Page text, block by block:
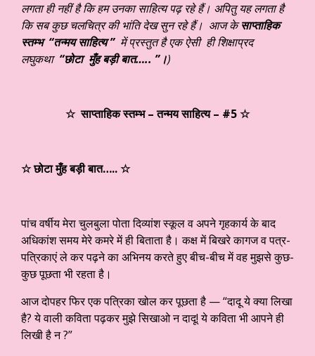
लगता ही नहीं है कि हम उनका साहित्य पढ़ रहे हैं। अपितु यह लगता है
कि सब कुछ चलचित्र की भांति देख सुन रहे हैं। आज केसाप्ताहिक
स्तम्भ “तन्मय साहित्य ”में प्रस्तुत है एक ऐसी ही शिक्षाप्रद
लघुकथा “छोटा मुँह बड़ी बात….. ”।)
☆ साप्ताहिक स्तम्भ – तन्मय साहित्य – #5 ☆
☆ छोटा मुँह बड़ी बात….. ☆
पांच वर्षीय मेरा चुलबुला पोता दिव्यांश स्कूल व अपने गृहकार्य के बाद
अधिकांश समय मेरे कमरे में ही बिताता है। कक्ष में बिखरे कागज व पत्र-
पत्रिकाएं ले कर पढ़ने का अभिनय करते हुए बीच-बीच में वह मुझसे कुछ-
कुछ पूछता भी रहता है।
आज दोपहर फिर एक पत्रिका खोल कर पूछता है — “दादू ये क्या लिखा
है? ये वाली कविता पढ़कर मुझे सिखाओ न दादू! ये कविता भी आपने ही
लिखी है न ?”